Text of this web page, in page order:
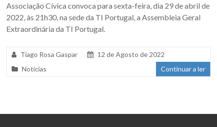
Associação Cívica convoca para sexta-feira, dia 29 de abril de
2022, às 21h30, na sede da TI Portugal, a Assembleia Geral
Extraordinária da TI Portugal.
Tiago Rosa Gaspar
12 de Agosto de 2022
Notícias
Continuar a ler